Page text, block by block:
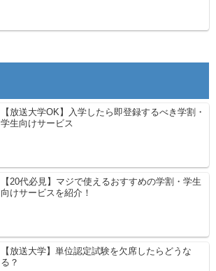
【放送大学OK】入学したら即登録するべき学割・
学生向けサービス
【20代必見】マジで使えるおすすめの学割・学生
向けサービスを紹介！
【放送大学】単位認定試験を欠席したらどうな
る？